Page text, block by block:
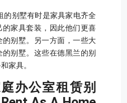
的别墅有时是家具家电齐全
的家具套装，因此他们更喜
别墅。另一方面，一些大
别墅。这些在德黑兰的别
家具。
办公室租赁别